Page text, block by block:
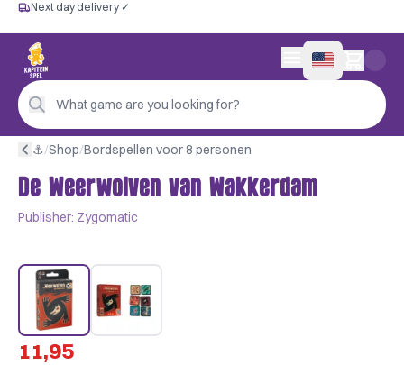
Free from €60
Next day delivery ✓
Personal advice
4,9/5 —
Next day delivery ✓
What game are you looking for?
0 items in cart
⚓︎/Shop/Bordspellen voor 8 personen
De Weerwolven van Wakkerdam
Publisher: Zygomatic
11,95